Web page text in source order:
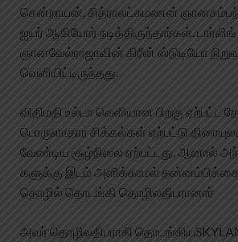
சென்றாயன், சித்ராலட்சுமணன்
ஐயர் ஆகியோர் நடித்திருந்தார்கள்.
ஞானவேல்ராஜாவின் கிரீன் ஸ்டுடியோ
வெளியிட்டிருந்தது.
விதிமதி உல்டா வெளியான பிறகு ஏற்பட்ட
பொருளாதார சிக்கல்கள் ஏற்பட்டு
வேண்டிய சூழ்நிலை ஏற்பட்டது. ஆனால்
களுக்கு இடம் அளிக்காமல்
தொழில் தொடங்கி தொழிலதிபரானார்
அவர் தொழிலதிபராகி